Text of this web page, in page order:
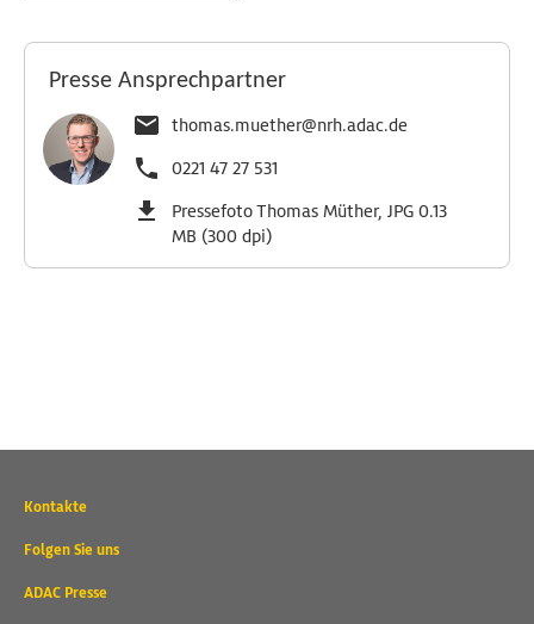
Presse Ansprechpartner
thomas.muether@nrh.adac.de
0221 47 27 531
Pressefoto Thomas Müther, JPG 0.13
MB (300 dpi)
Wichtige
und
Links
Kontakte
Folgen Sie uns
ADAC Presse